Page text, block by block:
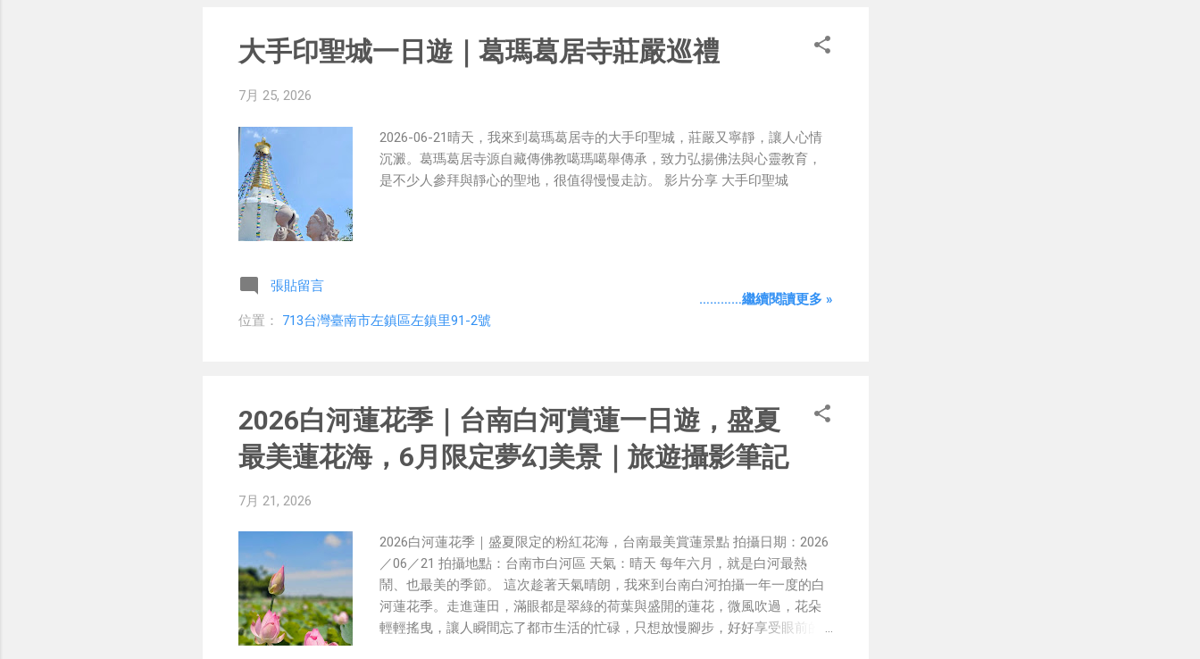
大手印聖城一日遊｜葛瑪葛居寺莊嚴巡禮
7月 25, 2026
2026-06-21晴天，我來到葛瑪葛居寺的大手印聖城，莊嚴又寧靜，讓人心情
沉澱。葛瑪葛居寺源自藏傳佛教噶瑪噶舉傳承，致力弘揚佛法與心靈教育，
是不少人參拜與靜心的聖地，很值得慢慢走訪。 影片分享 大手印聖城
張貼留言
位置： 713台灣臺南市左鎮區左鎮里91-2號
…………繼續閱讀更多 »
2026白河蓮花季｜台南白河賞蓮一日遊，盛夏
最美蓮花海，6月限定夢幻美景｜旅遊攝影筆記
7月 21, 2026
2026白河蓮花季｜盛夏限定的粉紅花海，台南最美賞蓮景點 拍攝日期：2026
／06／21 拍攝地點：台南市白河區 天氣：晴天 每年六月，就是白河最熱
鬧、也最美的季節。 這次趁著天氣晴朗，我來到台南白河拍攝一年一度的白
河蓮花季。走進蓮田，滿眼都是翠綠的荷葉與盛開的蓮花，微風吹過，花朵
輕輕搖曳，讓人瞬間忘了都市生活的忙碌，只想放慢腳步，好好享受眼前的